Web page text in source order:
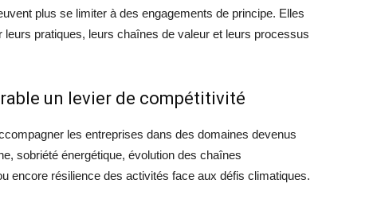
plus se limiter à des engagements de principe. Elles
pratiques, leurs chaînes de valeur et leurs processus
un levier de compétitivité
les entreprises dans des domaines devenus
sobriété énergétique, évolution des chaînes
encore résilience des activités face aux défis climatiques.